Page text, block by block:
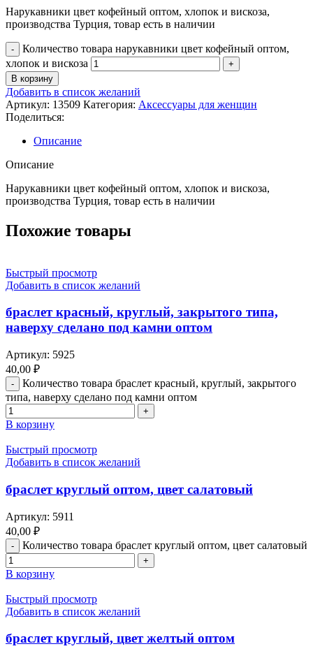
Нарукавники цвет кофейный оптом, хлопок и вискоза,
производства Турция, товар есть в наличии
Количество товара нарукавники цвет кофейный оптом,
хлопок и вискоза
В корзину
Добавить в список желаний
Артикул: 13509 Категория: Аксессуары для женщин
Поделиться:
Описание
Описание
Нарукавники цвет кофейный оптом, хлопок и вискоза,
производства Турция, товар есть в наличии
Похожие товары
Быстрый просмотр
Добавить в список желаний
браслет красный, круглый, закрытого типа,
наверху сделано под камни оптом
Артикул: 5925
40,00 ₽
Количество товара браслет красный, круглый, закрытого
типа, наверху сделано под камни оптом
В корзину
Быстрый просмотр
Добавить в список желаний
браслет круглый оптом, цвет салатовый
Артикул: 5911
40,00 ₽
Количество товара браслет круглый оптом, цвет салатовый
В корзину
Быстрый просмотр
Добавить в список желаний
браслет круглый, цвет желтый оптом